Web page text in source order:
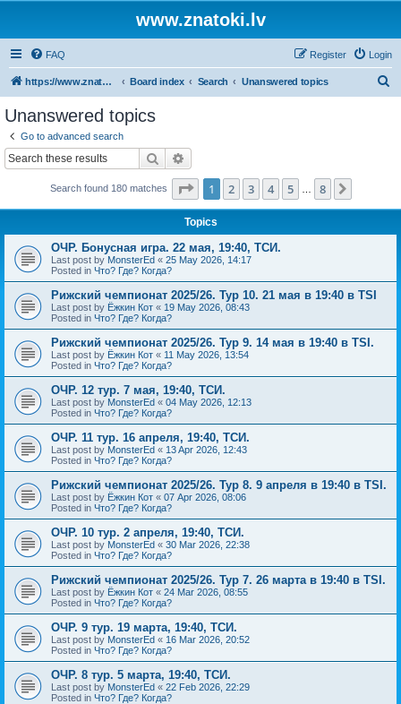
www.znatoki.lv
FAQ Login
Register
https://www.znatoki.lv/forum Board index Search Unanswered topics
Unanswered topics
Go to advanced search
Search
Search found 180 matches Page 1of 8
1 2 3 4 5 8
Topics
ОЧР. Бонусная игра. 22 мая, 19:40, ТСИ.
Last post by MonsterEd « 25 May 2026, 14:17
Posted in Что? Где? Когда?
Рижский чемпионат 2025/26. Тур 10. 21 мая в 19:40 в TSI
Last post by Ёжкин Кот « 19 May 2026, 08:43
Posted in Что? Где? Когда?
Рижский чемпионат 2025/26. Тур 9. 14 мая в 19:40 в TSI.
Last post by Ёжкин Кот « 11 May 2026, 13:54
Posted in Что? Где? Когда?
ОЧР. 12 тур. 7 мая, 19:40, ТСИ.
Last post by MonsterEd « 04 May 2026, 12:13
Posted in Что? Где? Когда?
ОЧР. 11 тур. 16 апреля, 19:40, ТСИ.
Last post by MonsterEd « 13 Apr 2026, 12:43
Posted in Что? Где? Когда?
Рижский чемпионат 2025/26. Тур 8. 9 апреля в 19:40 в TSI.
Last post by Ёжкин Кот « 07 Apr 2026, 08:06
Posted in Что? Где? Когда?
ОЧР. 10 тур. 2 апреля, 19:40, ТСИ.
Last post by MonsterEd « 30 Mar 2026, 22:38
Posted in Что? Где? Когда?
Рижский чемпионат 2025/26. Тур 7. 26 марта в 19:40 в TSI.
Last post by Ёжкин Кот « 24 Mar 2026, 08:55
Posted in Что? Где? Когда?
ОЧР. 9 тур. 19 марта, 19:40, ТСИ.
Last post by MonsterEd « 16 Mar 2026, 20:52
Posted in Что? Где? Когда?
ОЧР. 8 тур. 5 марта, 19:40, ТСИ.
Last post by MonsterEd « 22 Feb 2026, 22:29
Posted in Что? Где? Когда?